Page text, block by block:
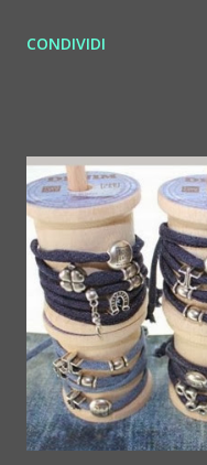
resident del club
speciale: una t shirt da
dopo, perché no? Si
d'Italia il 2 febbraio.
libero e consumazione
e divertente del
sul palco NoName
schermi... è un gran bel
NoName
Lavagnone - 25060
CONDIVIDI